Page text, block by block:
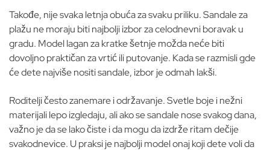
Takođe, nije svaka letnja obuća za svaku priliku. Sandale za
plažu ne moraju biti najbolji izbor za celodnevni boravak u
gradu. Model lagan za kratke šetnje možda neće biti
dovoljno praktičan za vrtić ili putovanje. Kada se razmisli gde
će dete najviše nositi sandale, izbor je odmah lakši.
Roditelji često zanemare i održavanje. Svetle boje i nežni
materijali lepo izgledaju, ali ako se sandale nose svakog dana,
važno je da se lako čiste i da mogu da izdrže ritam dečije
svakodnevice. U praksi je najbolji model onaj koji dete voli da